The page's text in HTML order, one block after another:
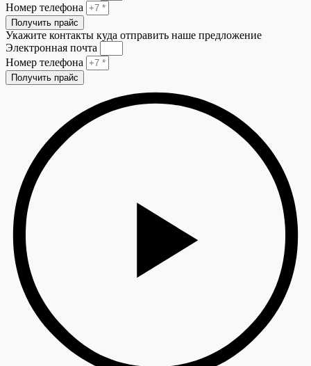
Номер телефона
Получить прайс
Укажите контакты куда отправить наше предложение
Электронная почта
Номер телефона
Получить прайс